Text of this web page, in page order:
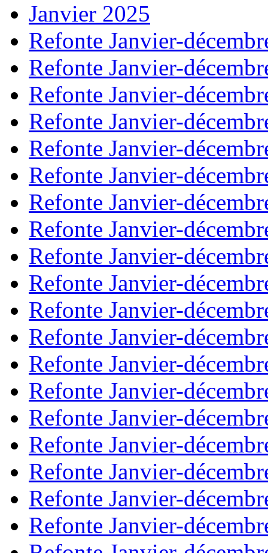
Janvier 2025
Refonte Janvier-
Refonte Janvier-
Refonte Janvier-
Refonte Janvier-
Refonte Janvier-
Refonte Janvier-
Refonte Janvier-
Refonte Janvier-
Refonte Janvier-
Refonte Janvier-
Refonte Janvier-
Refonte Janvier-
Refonte Janvier-
Refonte Janvier-
Refonte Janvier-
Refonte Janvier-
Refonte Janvier-
Refonte Janvier-
Refonte Janvier-